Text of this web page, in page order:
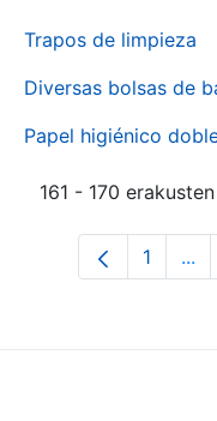
Trapos de limpieza
Diversas bolsas de
Papel higiénico
161 - 170
1 ...